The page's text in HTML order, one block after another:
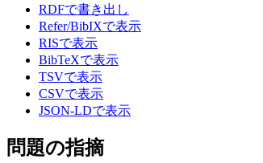
RDFで書き出し
Refer/BibIXで表示
RISで表示
BibTeXで表示
TSVで表示
CSVで表示
JSON-LDで表示
問題の指摘